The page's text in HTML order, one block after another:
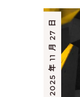
2025 年 11 月 27 日